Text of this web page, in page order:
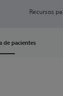
Recursos
de pacientes